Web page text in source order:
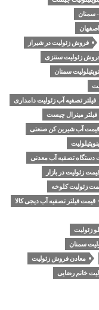
سمنان
فروش زئولیت در شیراز
زئولیت سنتزی
سمنان
فیلتر تصفیه آب زئولیت دامداری
فیلتر مینرال چیست
قیمت آب شیرین کن صنعتی
دستگاه تصفیه آب معدنی
زئولیت در بازار
زئولیت کلوخه
قیمت فیلتر تصفیه آب دیجی کالا
زئولیت
سمنان
معادن فروش زئولیت
خانم رضایی